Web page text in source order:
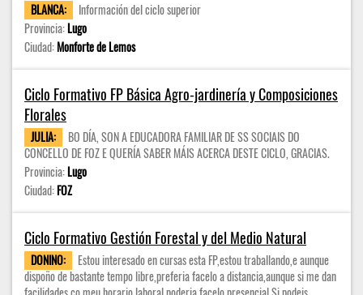
BLANCA:
Información del ciclo superior
Provincia:Lugo
Ciudad:Monforte de Lemos
Ciclo Formativo FP Básica Agro-jardinería y Composiciones
Florales
JULIA:
BO DÍA, SON A EDUCADORA FAMILIAR DE SS SOCIAIS DO
CONCELLO DE FOZ E QUERÍA SABER MÁIS ACERCA DESTE CICLO, GRACIAS.
Provincia:Lugo
Ciudad:FOZ
Ciclo Formativo Gestión Forestal y del Medio Natural
DONINO:
Estou interesado en cursas esta FP,estou traballando,e aunque
dispoño de bastante tempo libre,preferia facelo a distancia,aunque si me dan